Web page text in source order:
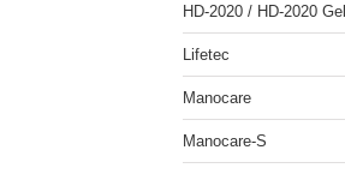
HD-2020 / HD-2020 Gel
Lifetec
Manocare
Manocare-S